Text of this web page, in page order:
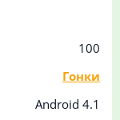
100
Гонки
Android 4.1